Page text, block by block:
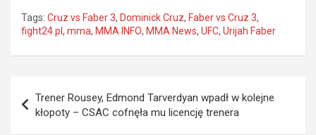
Tags: Cruz vs Faber 3, Dominick Cruz, Faber vs Cruz 3,
fight24.pl , mma, MMA INFO, MMA News, UFC, Urijah Faber
wpisu
Trener Rousey, Edmond Tarverdyan wpadł w kolejne
kłopoty – CSAC cofnęła mu licencję trenera